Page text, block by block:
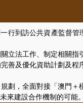
資本企業對外公佈資
到訪公共資產監督管
法工作、制定相關指
及優化資助計劃及
，全面對接「澳門＋
來建設合作機制的可能。